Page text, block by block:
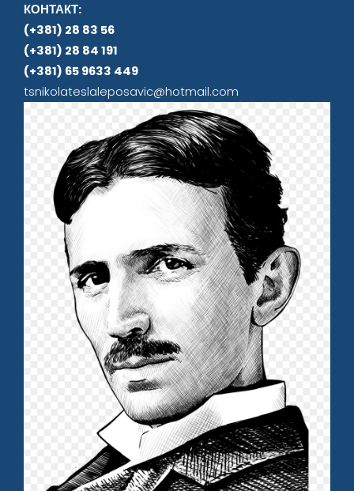
КОНТАКТ:
(+381) 28 83 56
(+381) 28 84 191
(+381) 65 9633 449
tsnikolateslaleposavic@hotmail.com